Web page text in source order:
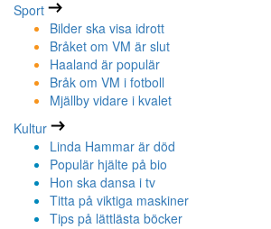
Sport
Bilder ska visa idrott
Bråket om VM är slut
Haaland är populär
Bråk om VM i fotboll
Mjällby vidare i kvalet
Kultur
Linda Hammar är död
Populär hjälte på bio
Hon ska dansa i tv
Titta på viktiga maskiner
Tips på lättlästa böcker